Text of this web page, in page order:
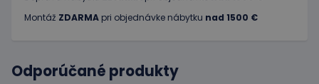
Montáž ZDARMA pri objednávke nábytku nad 1500 €
Odporúčané produkty